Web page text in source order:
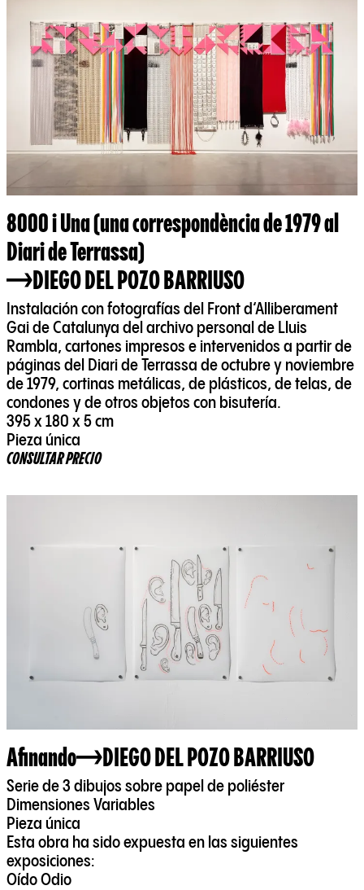
8000 i Una (una correspondència de 1979 al
Diari de Terrassa)
DIEGO DEL POZO BARRIUSO
Instalación con fotografías del Front d‘Alliberament
Gai de Catalunya del archivo personal de Lluis
Rambla, cartones impresos e intervenidos a partir de
páginas del Diari de Terrassa de octubre y noviembre
de 1979, cortinas metálicas, de plásticos, de telas, de
condones y de otros objetos con bisutería.
395 x 180 x 5 cm
Pieza única
CONSULTAR PRECIO
Afinando DIEGO DEL POZO BARRIUSO
Serie de 3 dibujos sobre papel de poliéster
Dimensiones Variables
Pieza única
Esta obra ha sido expuesta en las siguientes
exposiciones:
Oído Odio